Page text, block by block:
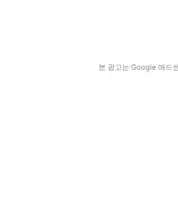
본 광고는 Google 애드